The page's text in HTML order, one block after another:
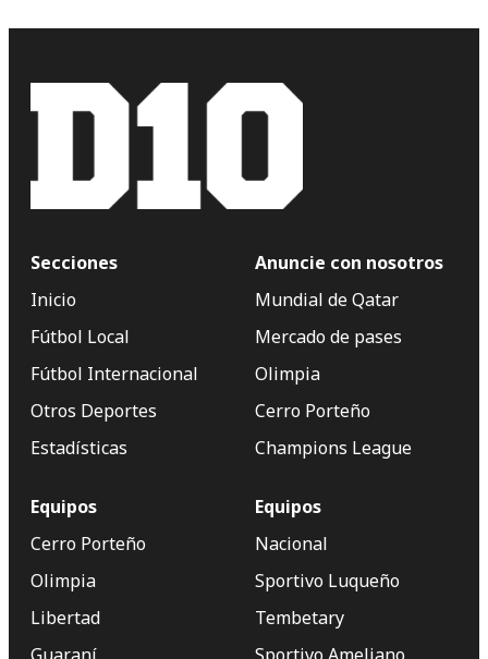
Secciones
Inicio
Fútbol Local
Fútbol Internacional
Otros Deportes
Estadísticas
Anuncie con nosotros
Mundial de Qatar
Mercado de pases
Olimpia
Cerro Porteño
Champions League
Equipos
Cerro Porteño
Olimpia
Libertad
Equipos
Nacional
Sportivo Luqueño
Tembetary